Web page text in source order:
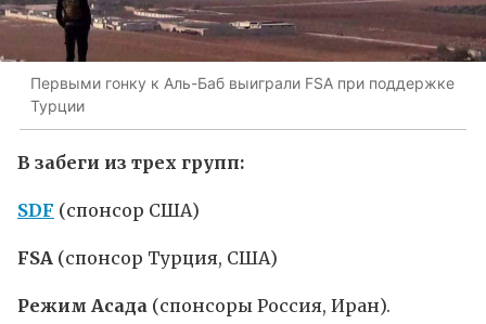
Первыми гонку к Аль-Баб выиграли FSA при поддержке
Турции
В забеги из трех групп:
SDF (спонсор США)
FSA (спонсор Турция, США)
Режим Асада (спонсоры Россия, Иран).